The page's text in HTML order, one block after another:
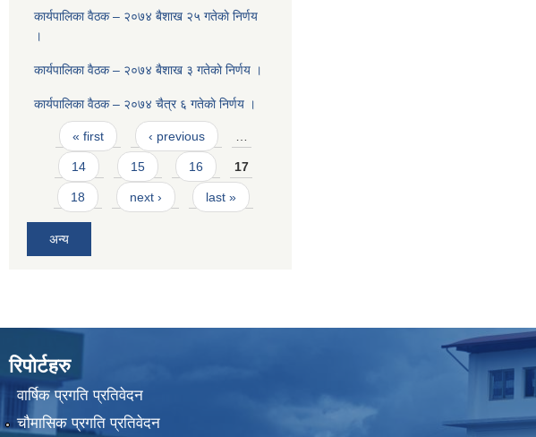
कार्यपालिका वैठक – २०७४ बैशाख २५ गतेकाे निर्णय
।
कार्यपालिका वैठक – २०७४ बैशाख ३ गतेकाे निर्णय ।
कार्यपालिका वैठक – २०७४ चैत्र ६ गतेकाे निर्णय ।
Pages
« first ‹ previous
14 15 16 17
18 next › last »
अन्य
रिपोर्टहरु
वार्षिक प्रगति प्रतिवेदन
चौमासिक प्रगति प्रतिवेदन